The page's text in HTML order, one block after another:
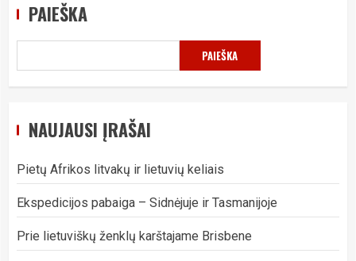
PAIEŠKA
PAIEŠKA
NAUJAUSI ĮRAŠAI
Pietų Afrikos litvakų ir lietuvių keliais
Ekspedicijos pabaiga – Sidnėjuje ir Tasmanijoje
Prie lietuviškų ženklų karštajame Brisbene